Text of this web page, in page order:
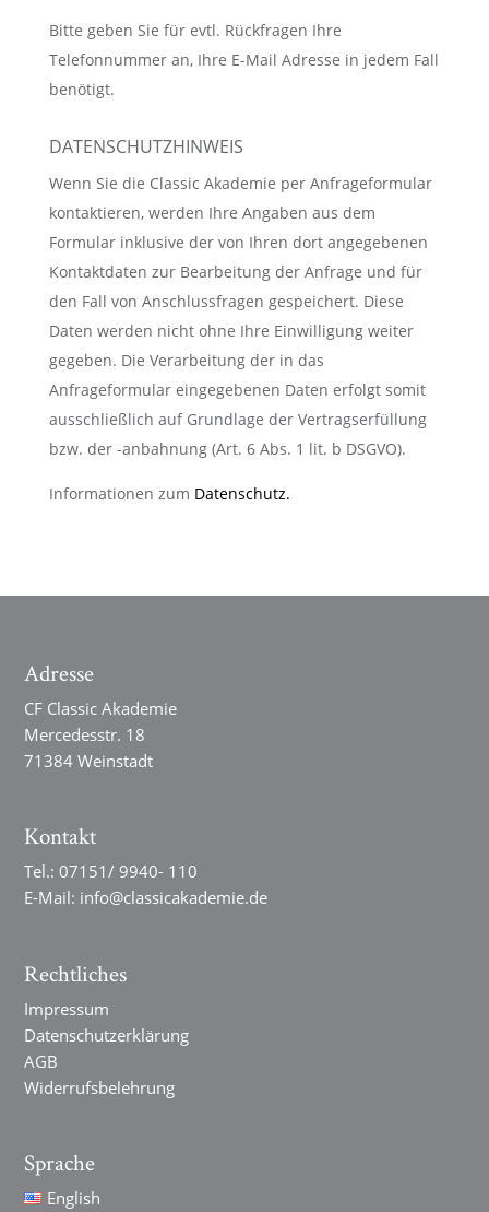
Bitte geben Sie für evtl. Rückfragen Ihre
Telefonnummer an, Ihre E-Mail Adresse in jedem Fall
benötigt.
DATENSCHUTZHINWEIS
Wenn Sie die Classic Akademie per Anfrageformular
kontaktieren, werden Ihre Angaben aus dem
Formular inklusive der von Ihren dort angegebenen
Kontaktdaten zur Bearbeitung der Anfrage und für
den Fall von Anschlussfragen gespeichert. Diese
Daten werden nicht ohne Ihre Einwilligung weiter
gegeben. Die Verarbeitung der in das
Anfrageformular eingegebenen Daten erfolgt somit
ausschließlich auf Grundlage der Vertragserfüllung
bzw. der -anbahnung (Art. 6 Abs. 1 lit. b DSGVO).
Informationen zum Datenschutz.
Adresse
CF Classic Akademie
Mercedesstr. 18
71384 Weinstadt
Kontakt
Tel.:07151/ 9940- 110
E-Mail: info@classicakademie.de
Rechtliches
Impressum
Datenschutzerklärung
AGB
Widerrufsbelehrung
Sprache
English